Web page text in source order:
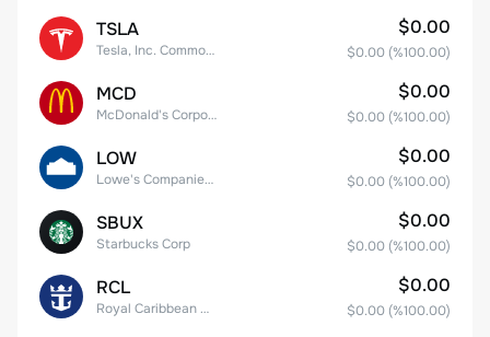
TSLA
Tesla, Inc. Common Stock
$0.00
$0.00 (%100.00)
MCD
McDonald's Corporation
$0.00
$0.00 (%100.00)
LOW
Lowe's Companies Inc.
$0.00
$0.00 (%100.00)
SBUX
Starbucks Corp
$0.00
$0.00 (%100.00)
RCL
Royal Caribbean Group
$0.00
$0.00 (%100.00)